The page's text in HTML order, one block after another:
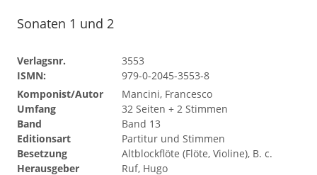
Sonaten 1 und 2
Verlagsnr.
3553
ISMN:
979-0-2045-3553-8
Komponist/Autor
Mancini, Francesco
Umfang
32 Seiten + 2 Stimmen
Band
Band 13
Editionsart
Partitur und Stimmen
Besetzung
Altblockflöte (Flöte, Violine), B. c.
Herausgeber
Ruf, Hugo